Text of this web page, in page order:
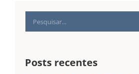
resultados
Posts recentes